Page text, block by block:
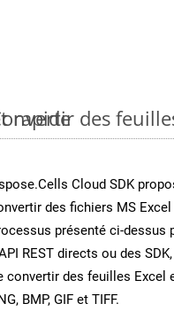
rapide des
Cloud SDK
des fichiers MS
présenté ci-dessus
REST directs ou des
convertir des feuilles Excel
BMP, GIF et TIFF.